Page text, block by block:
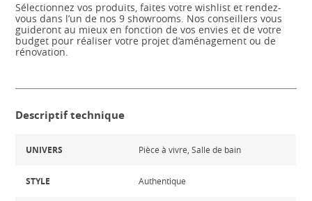
Sélectionnez vos produits, faites votre wishlist et rendez-
vous dans l’un de nos 9 showrooms. Nos conseillers vous
guideront au mieux en fonction de vos envies et de votre
budget pour réaliser votre projet d’aménagement ou de
rénovation.
Descriptif technique
UNIVERS Pièce à vivre, Salle de bain
STYLE Authentique